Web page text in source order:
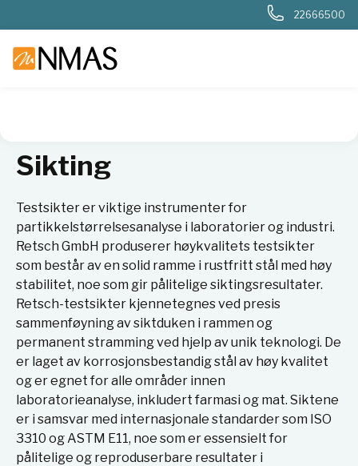
22666500
Sikting
Testsikter er viktige instrumenter for
partikkelstørrelsesanalyse i laboratorier og industri.
Retsch GmbH produserer høykvalitets testsikter
som består av en solid ramme i rustfritt stål med høy
stabilitet, noe som gir pålitelige siktingsresultater.
Retsch-testsikter kjennetegnes ved presis
sammenføyning av siktduken i rammen og
permanent stramming ved hjelp av unik teknologi. De
er laget av korrosjonsbestandig stål av høy kvalitet
og er egnet for alle områder innen
laboratorieanalyse, inkludert farmasi og mat. Siktene
er i samsvar med internasjonale standarder som ISO
3310 og ASTM E11, noe som er essensielt for
pålitelige og reproduserbare resultater i